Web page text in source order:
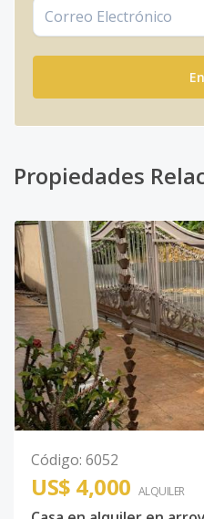
Propiedades
Código: 6052
US$ 4,000 ALQUILER